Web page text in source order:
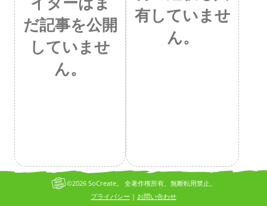
だ記事を公開
していませ
ん。
有していませ
ん。
プライバシー | お問い合わせ
©2026 SoCreate。 全著作権所有、無断転用禁止。